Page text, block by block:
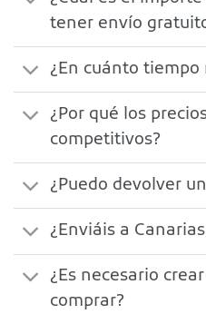
tener envío
¿En cuánto
¿Por qué los
competitivos?
¿Puedo devolver
¿Enviáis a
¿Es necesario
comprar?